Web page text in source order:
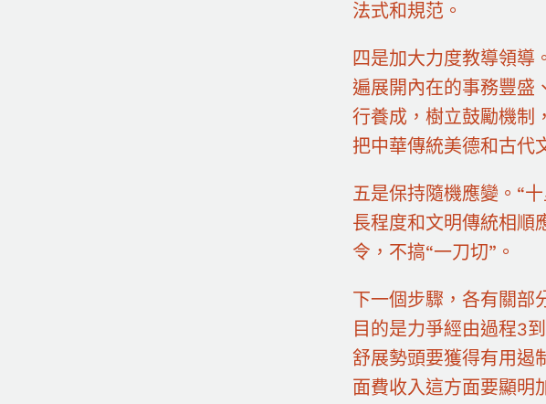
法式和規范。
四是加大力度教導領導
遍展開內在的事務豐盛
行養成，樹立鼓勵機制
把中華傳統美德和古代
五是保持隨機應變。“
長程度和文明傳統相順
令，不搞“一刀切”。
下一個步驟，各有關部
目的是力爭經由過程3
舒展勢頭要獲得有用遏
面費收入這方面要顯明